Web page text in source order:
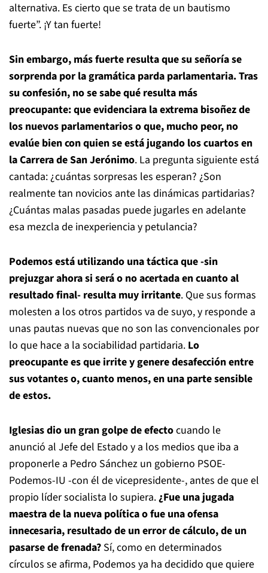
alternativa. Es cierto que se trata de un bautismo
fuerte”. ¡Y tan fuerte!
Sin embargo, más fuerte resulta que su señoría se
sorprenda por la gramática parda parlamentaria. Tras
su confesión, no se sabe qué resulta más
preocupante: que evidenciara la extrema bisoñez de
los nuevos parlamentarios o que, mucho peor, no
evalúe bien con quien se está jugando los cuartos en
la Carrera de San Jerónimo. La pregunta siguiente está
cantada: ¿cuántas sorpresas les esperan? ¿Son
realmente tan novicios ante las dinámicas partidarias?
¿Cuántas malas pasadas puede jugarles en adelante
esa mezcla de inexperiencia y petulancia?
Podemos está utilizando una táctica que -sin
prejuzgar ahora si será o no acertada en cuanto al
resultado final- resulta muy irritante. Que sus formas
molesten a los otros partidos va de suyo, y responde a
unas pautas nuevas que no son las convencionales por
lo que hace a la sociabilidad partidaria. Lo
preocupante es que irrite y genere desafección entre
sus votantes o, cuanto menos, en una parte sensible
de estos.
Iglesias dio un gran golpe de efectocuando le
anunció al Jefe del Estado y a los medios que iba a
proponerle a Pedro Sánchez un gobierno PSOE-
Podemos-IU -con él de vicepresidente-, antes de que el
propio líder socialista lo supiera.¿Fue una jugada
maestra de la nueva política o fue una ofensa
innecesaria, resultado de un error de cálculo, de un
pasarse de frenada? Sí, como en determinados
círculos se afirma, Podemos ya ha decidido que quiere